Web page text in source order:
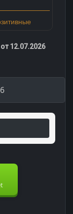
12.07.2026